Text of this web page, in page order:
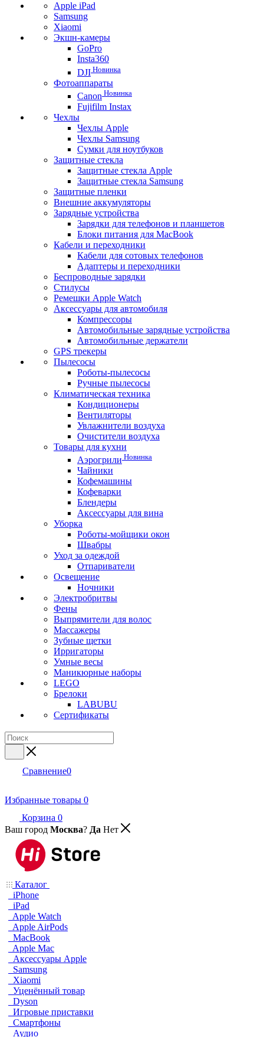
Apple iPad
Samsung
Xiaomi
Экшн-камеры
GoPro
Insta360
DJI Новинка
Фотоаппараты
Canon Новинка
Fujifilm Instax
Чехлы
Чехлы Apple
Чехлы Samsung
Сумки для ноутбуков
Защитные стекла
Защитные стекла Apple
Защитные стекла Samsung
Защитные пленки
Внешние аккумуляторы
Зарядные устройства
Зарядки для телефонов и планшетов
Блоки питания для MacBook
Кабели и переходники
Кабели для сотовых телефонов
Адаптеры и переходники
Беспроводные зарядки
Стилусы
Ремешки Apple Watch
Аксессуары для автомобиля
Компрессоры
Автомобильные зарядные устройства
Автомобильные держатели
GPS трекеры
Пылесосы
Роботы-пылесосы
Ручные пылесосы
Климатическая техника
Кондиционеры
Вентиляторы
Увлажнители воздуха
Очистители воздуха
Товары для кухни
Аэрогрили Новинка
Чайники
Кофемашины
Кофеварки
Блендеры
Аксессуары для вина
Уборка
Роботы-мойщики окон
Швабры
Уход за одеждой
Отпариватели
Освещение
Ночники
Электробритвы
Фены
Выпрямители для волос
Массажеры
Зубные щетки
Ирригаторы
Умные весы
Маникюрные наборы
LEGO
Брелоки
LABUBU
Сертификаты
Сравнение0
Избранные товары 0
Корзина 0
Ваш город Москва? Да Нет
Каталог
iPhone
iPad
Apple Watch
Apple AirPods
MacBook
Apple Mac
Аксессуары Apple
Samsung
Xiaomi
Уценённый товар
Dyson
Игровые приставки
Смартфоны
Аудио